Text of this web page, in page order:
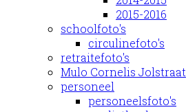
2015-2016
schoolfoto's
circulinefoto's
retraitefoto's
Mulo Cornelis Jolstraat
personeel
personeelsfoto's